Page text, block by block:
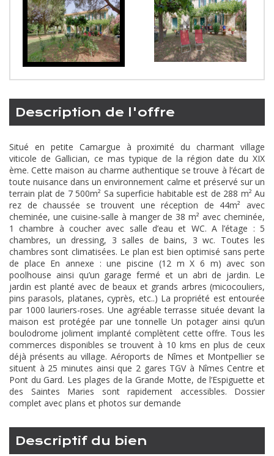
description de l'offre
Situé en petite Camargue à proximité du charmant village
viticole de Gallician, ce mas typique de la région date du XIX
ème. Cette maison au charme authentique se trouve à l’écart de
toute nuisance dans un environnement calme et préservé sur un
terrain plat de 7 500m² Sa superficie habitable est de 288 m² Au
rez de chaussée se trouvent une réception de 44m² avec
cheminée, une cuisine-salle à manger de 38 m² avec cheminée,
1 chambre à coucher avec salle d’eau et WC. A l’étage : 5
chambres, un dressing, 3 salles de bains, 3 wc. Toutes les
chambres sont climatisées. Le plan est bien optimisé sans perte
de place En annexe : une piscine (12 m X 6 m) avec son
poolhouse ainsi qu’un garage fermé et un abri de jardin. Le
jardin est planté avec de beaux et grands arbres (micocouliers,
pins parasols, platanes, cyprès, etc..) La propriété est entourée
par 1000 lauriers-roses. Une agréable terrasse située devant la
maison est protégée par une tonnelle Un potager ainsi qu’un
boulodrome joliment implanté complètent cette offre. Tous les
commerces disponibles se trouvent à 10 kms en plus de ceux
déjà présents au village. Aéroports de Nîmes et Montpellier se
situent à 25 minutes ainsi que 2 gares TGV à Nîmes Centre et
Pont du Gard. Les plages de la Grande Motte, de l’Espiguette et
des Saintes Maries sont rapidement accessibles. Dossier
complet avec plans et photos sur demande
descriptif du bien